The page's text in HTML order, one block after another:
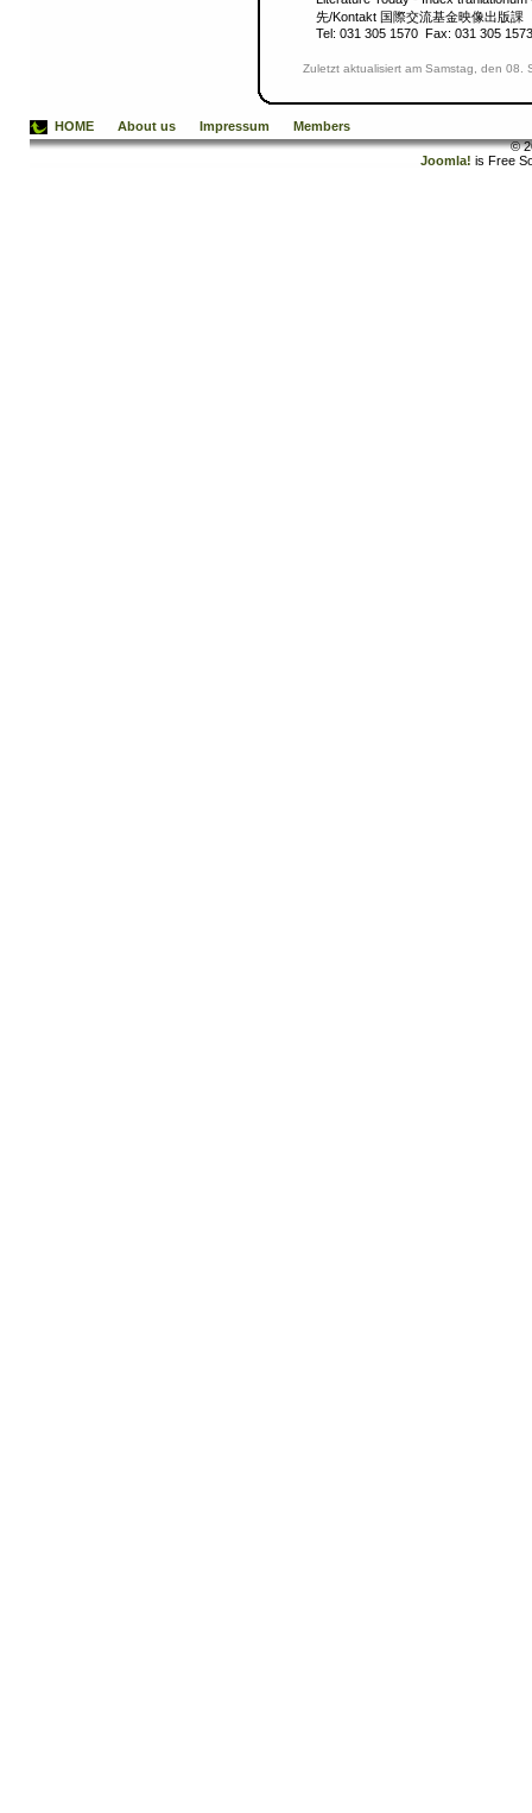
先/Kontakt 国際交流基金映像出版
Tel: 031 305 1570 Fax: 031 305
Zuletzt aktualisiert am Samstag, den 08.
HOME About us Impressum
Members
©
Joomla! is Free